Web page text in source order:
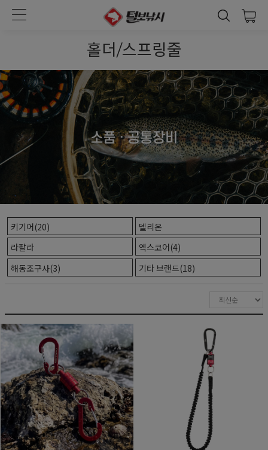
홀더/스프링줄
키기어(20)
델리온
라팔라
엑스코어(4)
해동조구사(3)
기타 브랜드(18)